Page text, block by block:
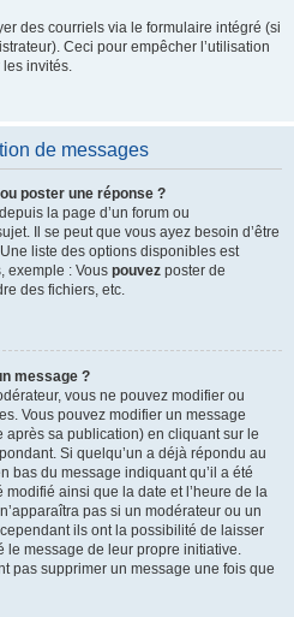
des courriels via le formulaire intégré (si
Ceci pour empêcher l’utilisation
invités.
de messages
poster une réponse ?
la page d’un forum ou
Il se peut que vous ayez besoin d’être
liste des options disponibles est
exemple : Vous pouvez poster de
des fichiers, etc.
message ?
vous ne pouvez modifier ou
Vous pouvez modifier un message
sa publication) en cliquant sur le
Si quelqu’un a déjà répondu au
bas du message indiquant qu’il a été
modifié ainsi que la date et l’heure de la
pas si un modérateur ou un
ils ont la possibilité de laisser
le message de leur propre initiative.
pas supprimer un message une fois que